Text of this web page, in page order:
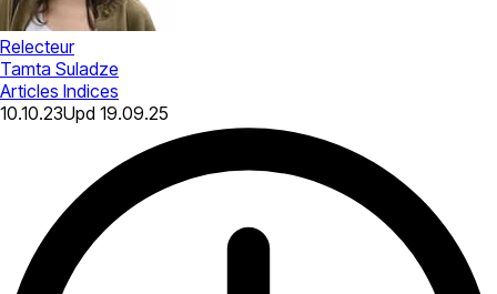
Relecteur
Tamta Suladze
Articles Indices
10.10.23Upd 19.09.25